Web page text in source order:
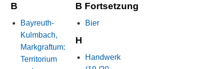
B
Bayreuth-
Kulmbach,
Markgraftum:
Territorium
B Fortsetzung
Bier
H
Handwerk